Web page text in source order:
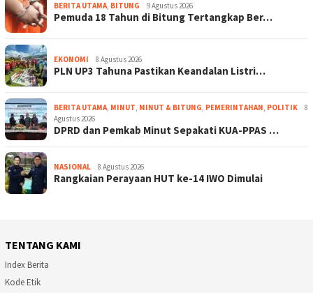
BERITA UTAMA, BITUNG 9 Agustus 2026
Pemuda 18 Tahun di Bitung Tertangkap Ber…
EKONOMI 8 Agustus 2026
PLN UP3 Tahuna Pastikan Keandalan Listri…
BERITA UTAMA, MINUT, MINUT & BITUNG, PEMERINTAHAN, POLITIK
8
Agustus 2026
DPRD dan Pemkab Minut Sepakati KUA-PPAS …
NASIONAL 8 Agustus 2026
Rangkaian Perayaan HUT ke-14 IWO Dimulai
TENTANG KAMI
Index Berita
Kode Etik